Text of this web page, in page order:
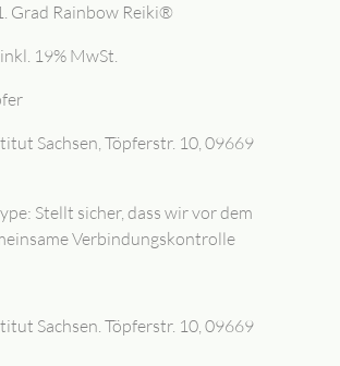
Grad Rainbow Reiki®
19% MwSt.
Sachsen, Töpferstr. 10, 09669
Stellt sicher, dass wir vor dem
Verbindungskontrolle
Sachsen. Töpferstr. 10, 09669